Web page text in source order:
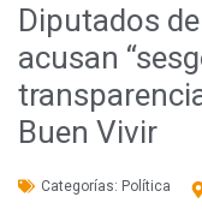
Diputados
acusan
Buen Vivir
Categorías: Política